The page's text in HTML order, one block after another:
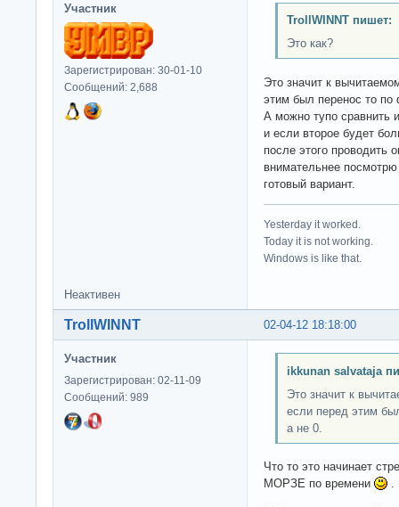
Участник
Зарегистрирован: 30-01-10
Сообщений: 2,688
TrollWINNT пишет:
Это как?
Это значит к
этим был перенос то по
А можно тупо сравнить
и если второе будет
после этого проводить
внимательнее
готовый вариант.
Yesterday it worked.
Today it is not working.
Windows is like that.
Неактивен
02-04-12 18:18:00
TrollWINNT
Участник
Зарегистрирован: 02-11-09
Сообщений: 989
ikkunan salvataja
Это значит к
если перед этим
а не 0.
Что то это начинает
МОРЗЕ по времени
.